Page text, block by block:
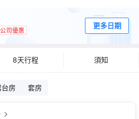
司優惠
更多日期
8天行程 須知
台房 套房